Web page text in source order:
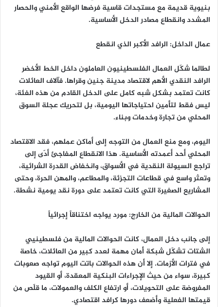
بنيوية قديمة مع مستجدات قاسية فرضها الواقع الأمني والحصار
المشدد وانقطاع مصادر الدخل الأساسية.
عمال الداخل: الرافد الأكبر الذي انقطع
لطالما شكّل العمال الفلسطينيون العاملون داخل الخط الأخضر
الرافد النقدي الأهم لاقتصاد مدينة جنين وقراها. فآلاف العائلات
كانت تعتمد بشكل شبه كامل على الدخل القادم من هذه الفئة،
ليس فقط لتأمين احتياجاتها اليومية، بل لتحريك عجلة السوق
المحلي من تجارة وخدمات وبناء.
اليوم، ومع منع العمال من التوجه إلى أماكن عملهم، فقد الاقتصاد
المحلي أحد أعمدته الأساسية. هذا الانقطاع المفاجئ أدّى إلى
تراجع السيولة النقدية في الأسواق، وانخفاض القدرة الشرائية،
وتعثر واسع في قطاعات التجزئة، والمطاعم، والمهن الحرة، وحتى
المشاريع الصغيرة التي كانت تعتمد على دورة نقد يومية نشطة.
الحوالات المالية من الخارج: مورد يواجه اختناقاً إجرائياً
إلى جانب دخل العمال، كانت الحوالات المالية من فلسطينيي
الشتات تشكّل شبكة أمان مهمة لعدد كبير من العائلات، خاصة
في فترات الأزمات. إلا أن هذه الحوالات باتت اليوم تواجه صعوبات
كبيرة، سواء من حيث الإجراءات البنكية المعقدة، أو القيود
المفروضة على التحويلات، أو ارتفاع الكلف والعمولات، ما قلّص من
قيمتها الفعلية وأضعف دورها كرافد اقتصادي.